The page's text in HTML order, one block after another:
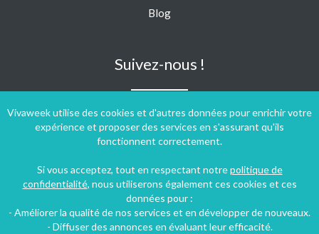
Vivaweek utilise des cookies et d'autres données pour enrichir votre
expérience et proposer des services en s'assurant qu'ils
fonctionnent correctement.
Si vous acceptez, tout en respectant notrepolitique de
confidentialité, nous utiliserons également ces cookies et ces
données pour :
- Améliorer la qualité de nos services et en développer de nouveaux.
- Diffuser des annonces en évaluant leur efficacité.
Blog
Suivez-nous !